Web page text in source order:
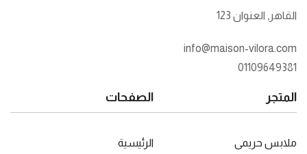
القاهر, العنوان 123
info@maison-vilora.com
01109649381
المتجر
ملابس حريمى
الصفحات
الرئيسية